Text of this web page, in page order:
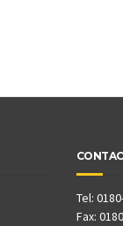
Tel:
Fax: